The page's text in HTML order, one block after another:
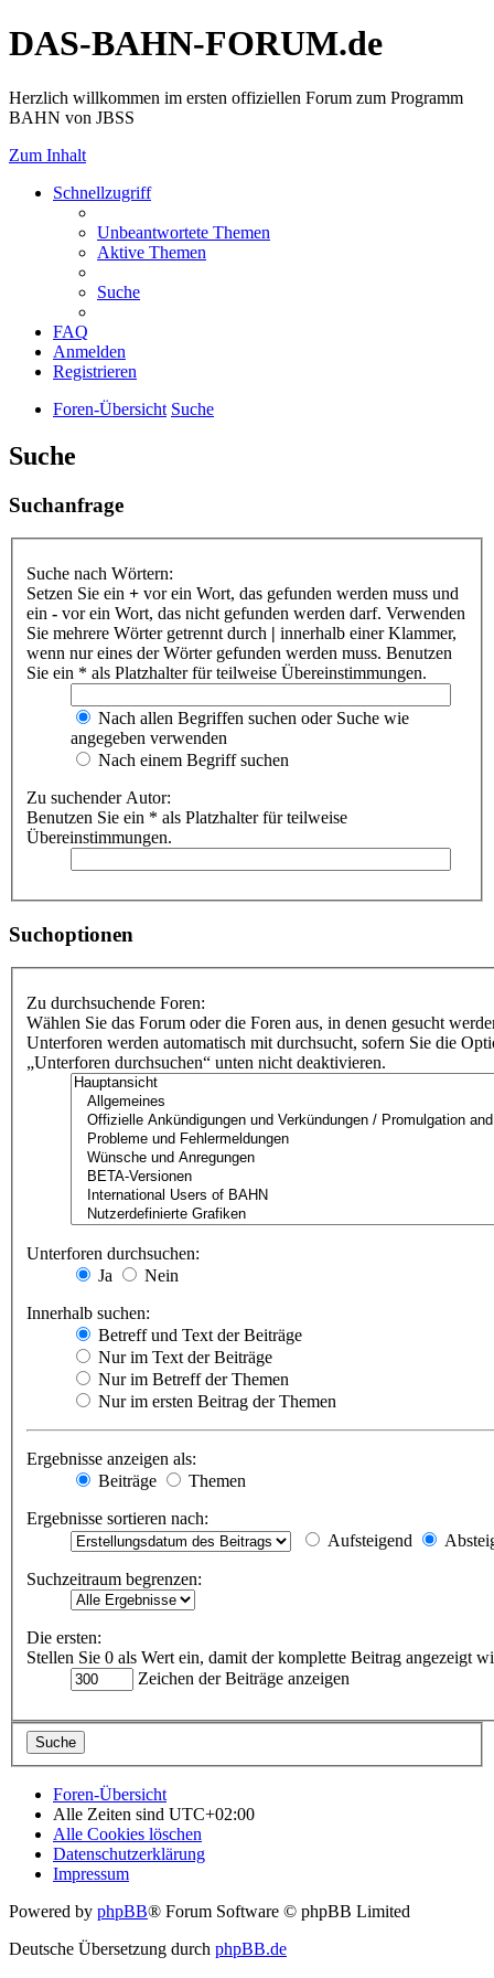
DAS-BAHN-FORUM.de
Herzlich willkommen im ersten offiziellen Forum zum Programm
BAHN von JBSS
Zum Inhalt
Schnellzugriff
Unbeantwortete Themen
Aktive Themen
Suche
FAQ
Anmelden
Registrieren
Foren-Übersicht Suche
Suche
Suchanfrage
Suche nach Wörtern:
Setzen Sie ein + vor ein Wort, das gefunden werden muss und
ein - vor ein Wort, das nicht gefunden werden darf. Verwenden
Sie mehrere Wörter getrennt durch | innerhalb einer Klammer,
wenn nur eines der Wörter gefunden werden muss. Benutzen
Sie ein * als Platzhalter für teilweise Übereinstimmungen.
Nach allen Begriffen suchen oder Suche wie
angegeben verwenden
Nach einem Begriff suchen
Zu suchender Autor:
Benutzen Sie ein * als Platzhalter für teilweise
Übereinstimmungen.
Suchoptionen
Zu durchsuchende Foren:
Wählen Sie das Forum oder die Foren aus, in denen gesucht
Unterforen werden automatisch mit durchsucht, sofern Sie die
„Unterforen durchsuchen“ unten nicht deaktivieren.
Unterforen durchsuchen:
Ja
Nein
Innerhalb suchen:
Betreff und Text der Beiträge
Nur im Text der Beiträge
Nur im Betreff der Themen
Nur im ersten Beitrag der Themen
Ergebnisse anzeigen als:
Beiträge
Themen
Ergebnisse sortieren nach:
Aufsteigend
Suchzeitraum begrenzen:
Die ersten:
Stellen Sie 0 als Wert ein, damit der komplette Beitrag angezeigt
Zeichen der Beiträge anzeigen
Foren-Übersicht
Alle Zeiten sind UTC+02:00
Alle Cookies löschen
Datenschutzerklärung
Impressum
Powered by phpBB® Forum Software © phpBB Limited
Deutsche Übersetzung durch phpBB.de